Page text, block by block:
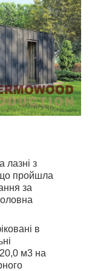
лазні з
пройшла
за
в
м3 на